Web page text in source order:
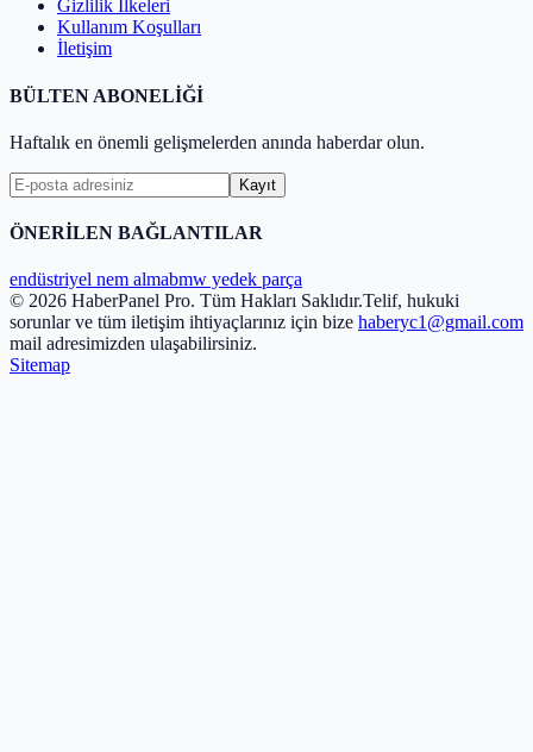
Gizlilik İlkeleri
Kullanım Koşulları
İletişim
BÜLTEN ABONELİĞİ
Haftalık en önemli gelişmelerden anında haberdar olun.
Kayıt
ÖNERİLEN BAĞLANTILAR
endüstriyel nem almabmw yedek parça
© 2026 HaberPanel Pro. Tüm Hakları Saklıdır.Telif, hukuki
sorunlar ve tüm iletişim ihtiyaçlarınız için bize haberyc1@gmail.com
mail adresimizden ulaşabilirsiniz.
Sitemap